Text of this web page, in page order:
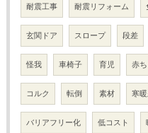
耐震工事 耐震リフォーム
玄関ドア スロープ 段差
怪我 車椅子 育児 赤
コルク 転倒 素材 寒
バリアフリー化 低コスト